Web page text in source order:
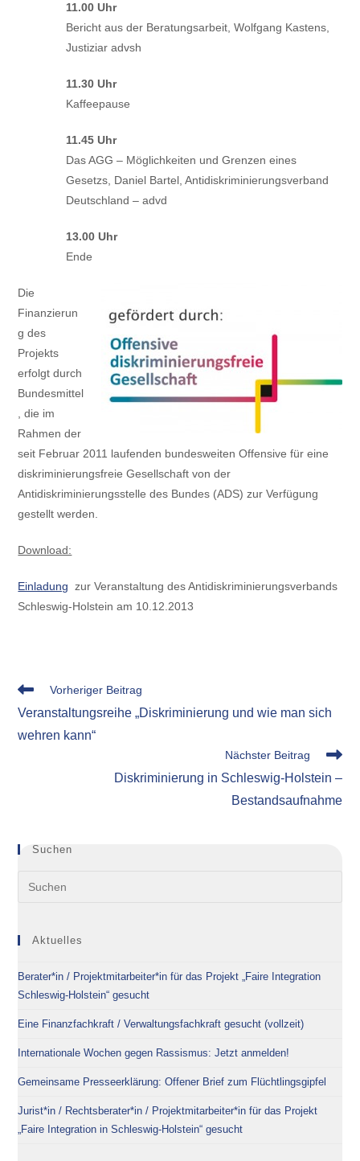
11.00 Uhr
Bericht aus der Beratungsarbeit, Wolfgang Kastens,
Justiziar advsh
11.30 Uhr
Kaffeepause
11.45 Uhr
Das AGG – Möglichkeiten und Grenzen eines
Gesetzs, Daniel Bartel, Antidiskriminierungsverband
Deutschland – advd
13.00 Uhr
Ende
Die
Finanzierun
g des
Projekts
erfolgt durch
Bundesmittel
, die im
Rahmen der
seit Februar 2011 laufenden bundesweiten Offensive für eine
diskriminierungsfreie Gesellschaft von der
Antidiskriminierungsstelle des Bundes (ADS) zur Verfügung
gestellt werden.
Download:
Einladung zur Veranstaltung des Antidiskriminierungsverbands
Schleswig-Holstein am 10.12.2013
Weitere
ansehen
Vorheriger Beitrag
Veranstaltungsreihe „Diskriminierung und wie man sich
wehren kann“
Nächster Beitrag
Diskriminierung in Schleswig-Holstein –
Bestandsaufnahme
Suchen
Aktuelles
Berater*in / Projektmitarbeiter*in für das Projekt „Faire Integration
Schleswig-Holstein“ gesucht
Eine Finanzfachkraft / Verwaltungsfachkraft gesucht (vollzeit)
Internationale Wochen gegen Rassismus: Jetzt anmelden!
Gemeinsame Presseerklärung: Offener Brief zum Flüchtlingsgipfel
Jurist*in / Rechtsberater*in / Projektmitarbeiter*in für das Projekt
„Faire Integration in Schleswig-Holstein“ gesucht